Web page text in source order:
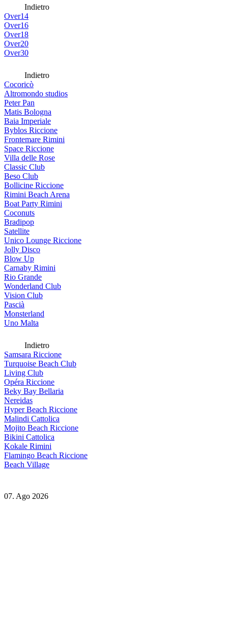
Indietro
Over14
Over16
Over18
Over20
Over30
Indietro
Cocoricò
Altromondo studios
Peter Pan
Matis Bologna
Baia Imperiale
Byblos Riccione
Frontemare Rimini
Space Riccione
Villa delle Rose
Classic Club
Beso Club
Bollicine Riccione
Rimini Beach Arena
Boat Party Rimini
Coconuts
Bradipop
Satellite
Unico Lounge Riccione
Jolly Disco
Blow Up
Carnaby Rimini
Rio Grande
Wonderland Club
Vision Club
Pascià
Monsterland
Uno Malta
Indietro
Samsara Riccione
Turquoise Beach Club
Living Club
Opéra Riccione
Beky Bay Bellaria
Nereidas
Hyper Beach Riccione
Malindi Cattolica
Mojito Beach Riccione
Bikini Cattolica
Kokale Rimini
Flamingo Beach Riccione
Beach Village
07. Ago 2026